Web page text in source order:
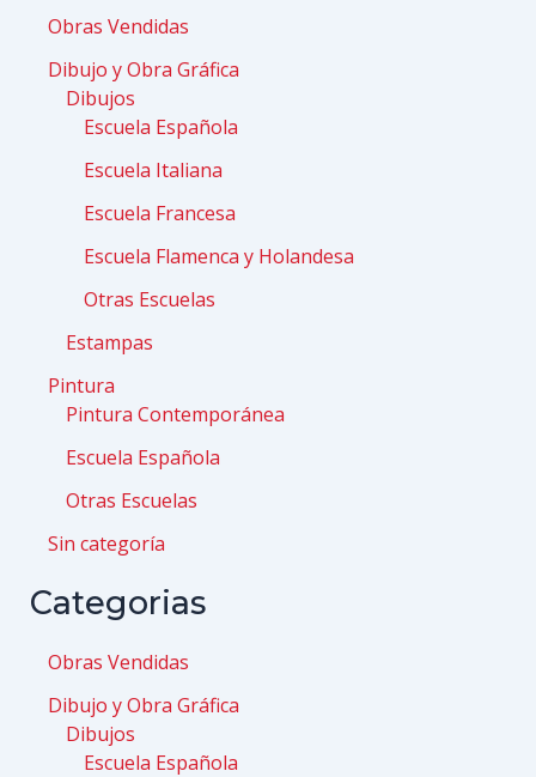
Obras Vendidas
Dibujo y Obra Gráfica
Dibujos
Escuela Española
Escuela Italiana
Escuela Francesa
Escuela Flamenca y Holandesa
Otras Escuelas
Estampas
Pintura
Pintura Contemporánea
Escuela Española
Otras Escuelas
Sin categoría
Categorias
Obras Vendidas
Dibujo y Obra Gráfica
Dibujos
Escuela Española